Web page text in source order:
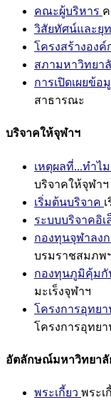
คณะผู้บริหาร
วิสัยทัศน์และยุ
โครงสร้างองค์
สภามหาวิทยา
การเปิดเผยข้
สาธารณะ
บริจาคให้จุฬาฯ
เหตุผลที่...ทำไ
บริจาคให้จุฬาฯ
เริ่มต้นบริจาค
ระบบบริจาคอิ
กองทุนจุฬาลง
บรมราชสมภพ
กองทุนภูมิคุ้มกั
มะเร็งจุฬาฯ
โครงการอุทย
โครงการอุทย
อัตลักษณ์มหาวิทยาลั
พระเกี้ยว พระเ